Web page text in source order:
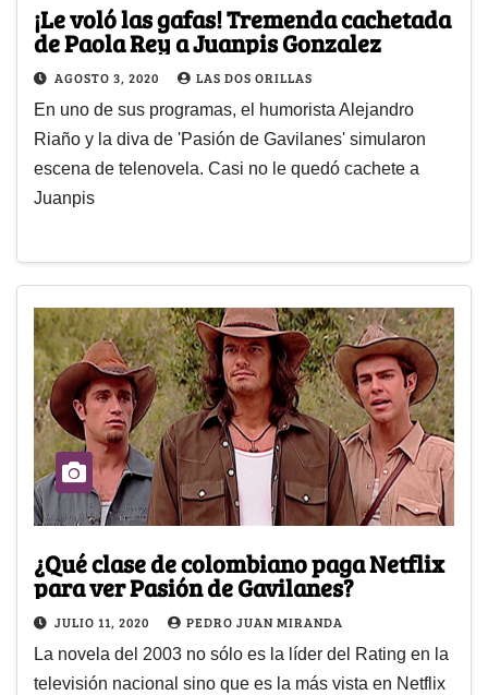
¡Le voló las gafas! Tremenda cachetada
de Paola Rey a Juanpis Gonzalez
AGOSTO 3, 2020 LAS DOS ORILLAS
En uno de sus programas, el humorista Alejandro
Riaño y la diva de 'Pasión de Gavilanes' simularon
escena de telenovela. Casi no le quedó cachete a
Juanpis
¿Qué clase de colombiano paga Netflix
para ver Pasión de Gavilanes?
JULIO 11, 2020 PEDRO JUAN MIRANDA
La novela del 2003 no sólo es la líder del Rating en la
televisión nacional sino que es la más vista en Netflix